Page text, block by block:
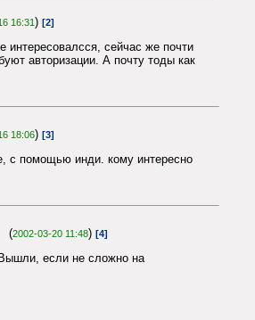
16:31) [2]
интересовалсся, сейчас же почти
авторизации. А почту тоды как
18:06) [3]
с помощью инди. кому интересно
(2002-03-20 11:48) [4]
если не сложно на